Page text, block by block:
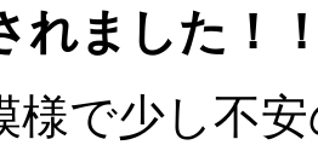
れました！
様で少し不